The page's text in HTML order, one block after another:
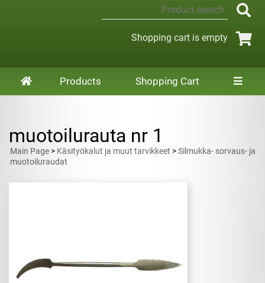
Shopping cart is empty
Products Shopping Cart
muotoilurauta nr 1
Main Page > Käsityökalut ja muut tarvikkeet >Silmukka- sorvaus- ja
muotoiluraudat